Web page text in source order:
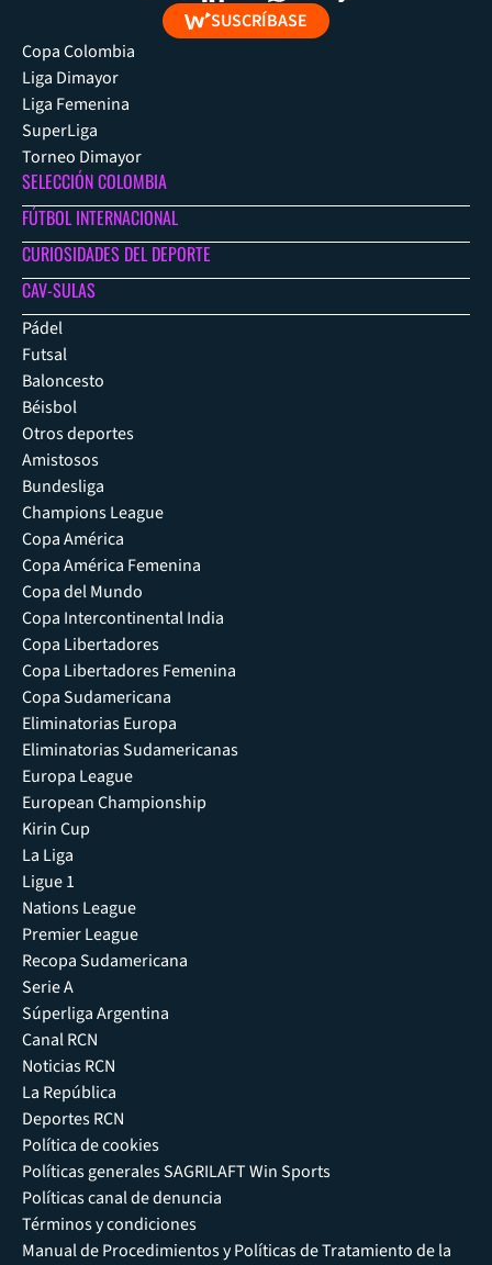
SUSCRÍBASE
Copa Colombia
Liga Dimayor
Liga Femenina
SuperLiga
Torneo Dimayor
SELECCIÓN COLOMBIA
FÚTBOL INTERNACIONAL
CURIOSIDADES DEL DEPORTE
CAV-SULAS
Pádel
Futsal
Baloncesto
Béisbol
Otros deportes
Amistosos
Bundesliga
Champions League
Copa América
Copa América Femenina
Copa del Mundo
Copa Intercontinental India
Copa Libertadores
Copa Libertadores Femenina
Copa Sudamericana
Eliminatorias Europa
Eliminatorias Sudamericanas
Europa League
European Championship
Kirin Cup
La Liga
Ligue 1
Nations League
Premier League
Recopa Sudamericana
Serie A
Súperliga Argentina
Canal RCN
Noticias RCN
La República
Deportes RCN
Política de cookies
Políticas generales SAGRILAFT Win Sports
Políticas canal de denuncia
Términos y condiciones
Manual de Procedimientos y Políticas de Tratamiento de la